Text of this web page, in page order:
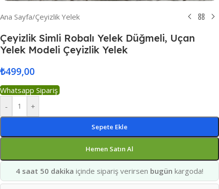
Ana Sayfa/Çeyizlik Yelek
Çeyizlik Simli Robalı Yelek Düğmeli, Uçan
Yelek Modeli Çeyizlik Yelek
₺499,00
Whatsapp Sipariş
-
+
Sepete Ekle
Hemen Satın Al
4 saat 50 dakika içinde sipariş verirsen bugün kargoda!